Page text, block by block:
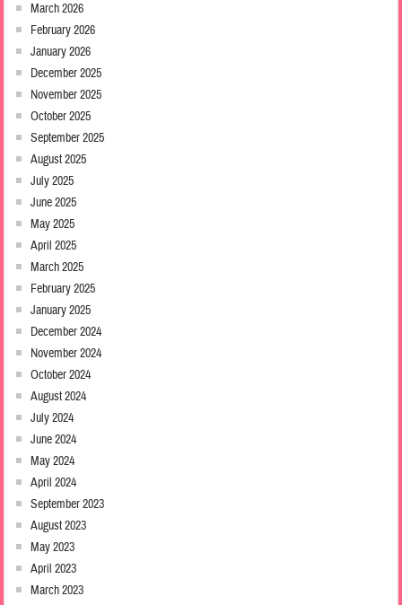
March 2026
February 2026
January 2026
December 2025
November 2025
October 2025
September 2025
August 2025
July 2025
June 2025
May 2025
April 2025
March 2025
February 2025
January 2025
December 2024
November 2024
October 2024
August 2024
July 2024
June 2024
May 2024
April 2024
September 2023
August 2023
May 2023
April 2023
March 2023